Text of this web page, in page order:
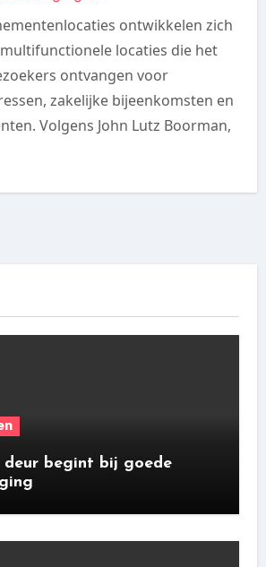
ontwikkelen zich
locaties die het
ontvangen voor
zakelijke bijeenkomsten en
Volgens John Lutz Boorman,
deur begint bij goede